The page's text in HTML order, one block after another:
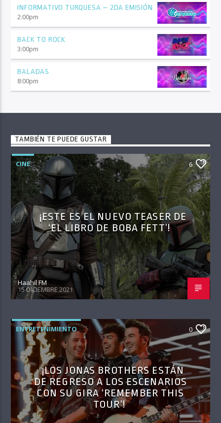
INFORMATIVO TURQUESA – 2DA EMISIÓN
2:00pm
BACK TO ROCK
3:00pm
BALADAS
8:00pm
TAMBIÉN TE PUEDE GUSTAR
CINE 6
¡ESTE ES EL NUEVO TEASER DE
‘EL LIBRO DE BOBA FETT’!
Haahil FM
15 DICIEMBRE 2021
ENTRETENIMIENTO 0
¡LOS JONAS BROTHERS ESTÁN
DE REGRESO A LOS ESCENARIOS
CON SU GIRA ‘REMEMBER THIS
TOUR’!